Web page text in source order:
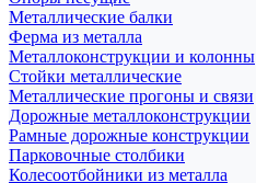
Металлические балки
Ферма из металла
Металлоконструкции и колонны
Стойки металлические
Металлические прогоны и связи
Дорожные металлоконструкции
Рамные дорожные конструкции
Парковочные столбики
Колесоотбойники из металла